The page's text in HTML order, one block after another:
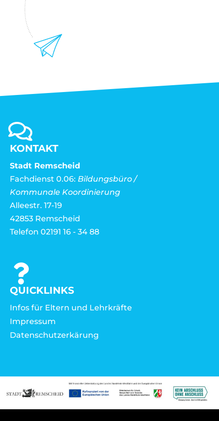
KONTAKT
Stadt Remscheid
Fachdienst 0.06: Bildungsbüro /
Kommunale Koordinierung
Alleestr. 17-19
42853 Remscheid
Telefon 02191 16 - 34 88
QUICKLINKS
Infos für Eltern und Lehrkräfte
Impressum
Datenschutzerkärung